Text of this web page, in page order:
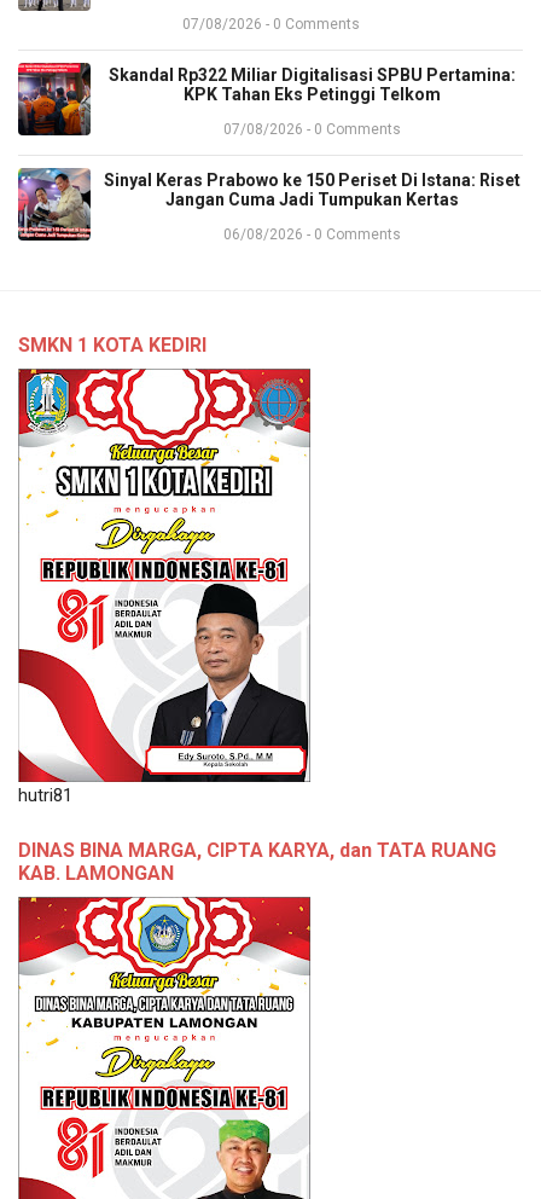
07/08/2026 - 0 Comments
​Skandal Rp322 Miliar Digitalisasi SPBU Pertamina:
KPK Tahan Eks Petinggi Telkom
07/08/2026 - 0 Comments
Sinyal Keras Prabowo ke 150 Periset Di Istana: Riset
Jangan Cuma Jadi Tumpukan Kertas
06/08/2026 - 0 Comments
SMKN 1 KOTA KEDIRI
hutri81
DINAS BINA MARGA, CIPTA KARYA, dan TATA RUANG
KAB. LAMONGAN